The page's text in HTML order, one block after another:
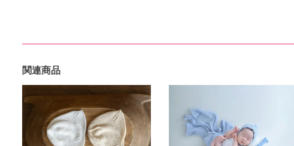
関連商品